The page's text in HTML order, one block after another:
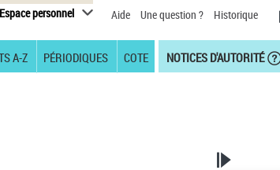
Espace personnel Aide Une question ? Historique
A-Z PÉRIODIQUES COTE NOTICES D'AUTORITÉ